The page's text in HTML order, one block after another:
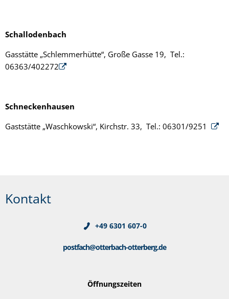
Schallodenbach
Gasstätte „Schlemmerhütte“, Große Gasse 19, Tel.:
06363/402272
Schneckenhausen
Gaststätte „Waschkowski“, Kirchstr. 33, Tel.: 06301/9251
Kontakt
+49 6301 607-0
postfach@otterbach-otterberg.de
Öffnungszeiten